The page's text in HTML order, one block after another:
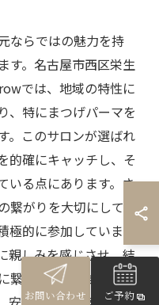
ならではの魅力を持
す。名古屋市西区栄生
では、地域の特性に
、特にまつげパーマを
。このサロンが選ばれ
的確にキャッチし、そ
いる点にあります。さ
繋がりを大切にしてお
極的に参加していま
親しみを感じさせ、結
がっています。
お問い合わせ ご予約